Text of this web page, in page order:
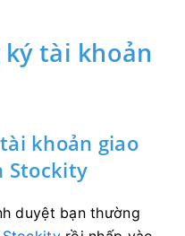
tài khoản
khoản giao
Stockity
duyệt bạn thường